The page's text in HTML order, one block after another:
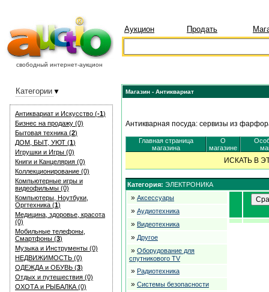
свободный интернет-аукцион
Аукцион Продать
Антиквариат и Искуcство (-1)
Бизнес на продажу (0)
Бытовая техника (2)
ДОМ, БЫТ, УЮТ (1)
Игрушки и Игры (0)
Книги и Канцелярия (0)
Коллекционирование (0)
Компьютерные игры и
видеофильмы (0)
Компьютеры, Ноутбуки,
Оргтехника (1)
Медицина, здоровье, красота
(0)
Мобильные телефоны,
Смартфоны (3)
Музыка и Инструменты (0)
НЕДВИЖИМОСТЬ (0)
ОДЕЖДА и ОБУВЬ (3)
Отдых и путешествия (0)
ОХОТА и РЫБАЛКА (0)
Категории Магазин - Антиквариат
Антикварная посуда: сервизы из
Главная страница
магазина
О
магазине
ИСКАТЬ В
Категория: ЭЛЕКТРОНИКА
» Аксессуары
» Аудиотехника
» Видеотехника
» Другое
» Оборудование для
спутникового TV
» Радиотехника
» Системы безопасности